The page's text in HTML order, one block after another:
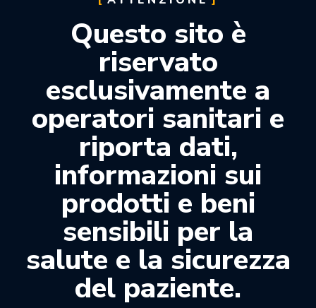
Resina acrilica (PMMA) termopolimerizzante ad
alto peso molecolare. Indicata per realizzare
protesi mobile totale, parziale, combinata e
Caratteristiche:
• Elevata resistenza meccanica
• Ottimo effetto estetico
• Stabilità cromatica e dimensionale
• Il lungo periodo di plasticità (1 ora) permette la
zeppatura sequenziale di diverse protesi
Colore: V3 (rosa venato)
Confezione: 1kg.
Questo sito è
riservato
esclusivamente a
operatori sanitari e
riporta dati,
informazioni sui
prodotti e beni
sensibili per la
salute e la sicurezza
del paziente.